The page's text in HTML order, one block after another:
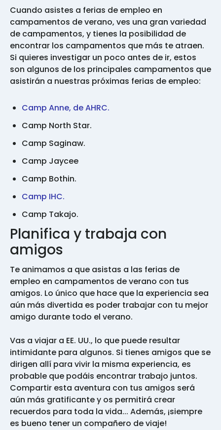
Cuando asistes a ferias de empleo en
campamentos de verano, ves una gran variedad
de campamentos, y tienes la posibilidad de
encontrar los campamentos que más te atraen.
Si quieres investigar un poco antes de ir, estos
son algunos de los principales campamentos que
asistirán a nuestras próximas ferias de empleo:
Camp Anne, de AHRC.
Camp North Star.
Camp Saginaw.
Camp Jaycee
Camp Bothin.
Camp IHC.
Camp Takajo.
Planifica y trabaja con
amigos
Te animamos a que asistas a las ferias de
empleo en campamentos de verano con tus
amigos. Lo único que hace que la experiencia sea
aún más divertida es poder trabajar con tu mejor
amigo durante todo el verano.
Vas a viajar a EE. UU., lo que puede resultar
intimidante para algunos. Si tienes amigos que se
dirigen allí para vivir la misma experiencia, es
probable que podáis encontrar trabajo juntos.
Compartir esta aventura con tus amigos será
aún más gratificante y os permitirá crear
recuerdos para toda la vida... Además, ¡siempre
es bueno tener un compañero de viaje!